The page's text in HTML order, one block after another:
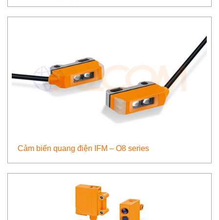
Cảm biến quang điện IFM – O8 series